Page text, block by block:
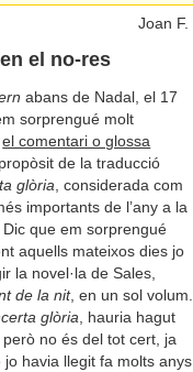
Joan
el no-res
abans de Nadal, el 17
sorprengué molt
el comentari o glossa
de la traducció
glòria, considerada com
importants de l’any a la
que em sorprengué
aquells mateixos dies jo
la novel·la de Sales,
de la nit, en un sol volum.
glòria, hauria hagut
però no és del tot cert, ja
jo havia llegit fa molts anys